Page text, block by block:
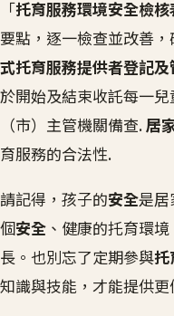
「托育服務環境安全檢核
要點，逐一檢查並改善
式托育服務提供者登記及
於開始及結束收託每一
（市）主管機關備查.居
育服務的合法性.
請記得，孩子的安全是居
個安全 、健康的托育環
長。也別忘了定期參與托
知識與技能，才能提供更